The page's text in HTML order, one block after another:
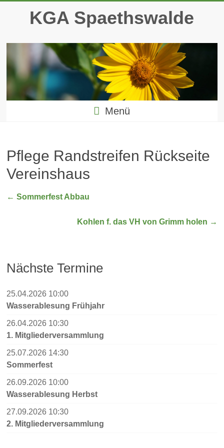
springenKGA Spaethswalde
Menü
Pflege Randstreifen Rückseite
Vereinshaus
← Sommerfest Abbau
Kohlen f. das VH von Grimm holen →
Nächste Termine
25.04.2026 10:00
Wasserablesung Frühjahr
26.04.2026 10:30
1. Mitgliederversammlung
25.07.2026 14:30
Sommerfest
26.09.2026 10:00
Wasserablesung Herbst
27.09.2026 10:30
2. Mitgliederversammlung